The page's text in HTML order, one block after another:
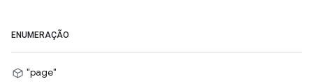
ENUMERAÇÃO
"page"